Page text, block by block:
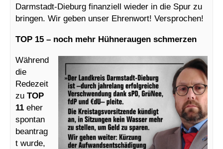
Darmstadt-Dieburg finanziell wieder in die Spur zu
bringen. Wir geben unser Ehrenwort! Versprochen!
TOP 15 – noch mehr Hühneraugen schmerzen
Während
die
Redezeit
zu TOP
11 eher
spontan
beantrag
t wurde,